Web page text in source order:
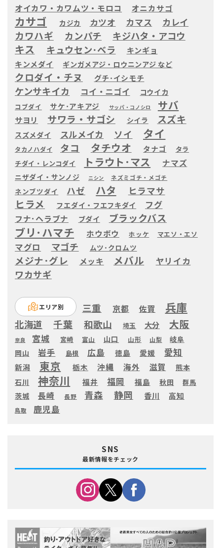
オイカワ・カワムツ・モロコ オニカサゴ
カサゴ カジカ カツオ カマス カレイ
カワハギ カンパチ キジハタ・アコウ
キス キュウセン･ベラ キンギョ
キンメダイ ギンガメアジ・ロウニンアジ など
クロダイ・チヌ グチ･イシモチ
ケンサキイカ コイ・ニゴイ コウイカ
コブダイ サケ･アキアジ サッパ・コノシロ サバ
サヨリ サワラ・サゴシ シイラ スズキ
スズメダイ スルメイカ ソイ タイ
タカノハダイ タコ タチウオ タナゴ
タラ
チダイ・レンコダイ
トラウト･マス ナマズ
ニザダイ・サンノジ ニシン ネズミゴチ・メゴチ
ネンブツダイ ハゼ ハタ ヒラマサ
ヒラメ フエダイ・フエフキダイ フグ
フナ･ヘラブナ ブダイ ブラックバス
ブリ･ハマチ ホウボウ ホッケ マエソ・エソ
マグロ マゴチ ムツ･クロムツ
メジナ･グレ メッキ メバル ヤリイカ
ワカサギ
エリア別 三重 京都 佐賀 兵庫
北海道 千葉 和歌山 埼玉 大分 大阪
奈良 宮城 宮崎 富山 山口 山形 山梨
岐阜
岡山
岩手 島根 広島 徳島 愛媛 愛知
新潟 東京 栃木 沖縄 海外 滋賀
熊本
石川
神奈川 福井 福岡 福島 秋田 群馬
茨城 長崎 長野 青森 静岡 香川 高知
鳥取 鹿児島
SNS
最新情報をチェック